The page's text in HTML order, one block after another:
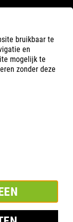
bruikbaar te
en
mogelijk te
zonder deze
Filter